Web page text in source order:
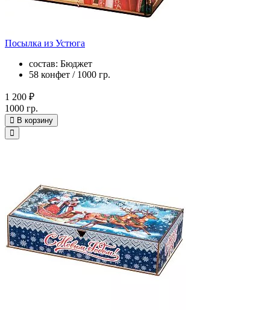
Посылка из Устюга
состав: Бюджет
58 конфет / 1000 гр.
1 200 ₽
1000 гр.
В корзину